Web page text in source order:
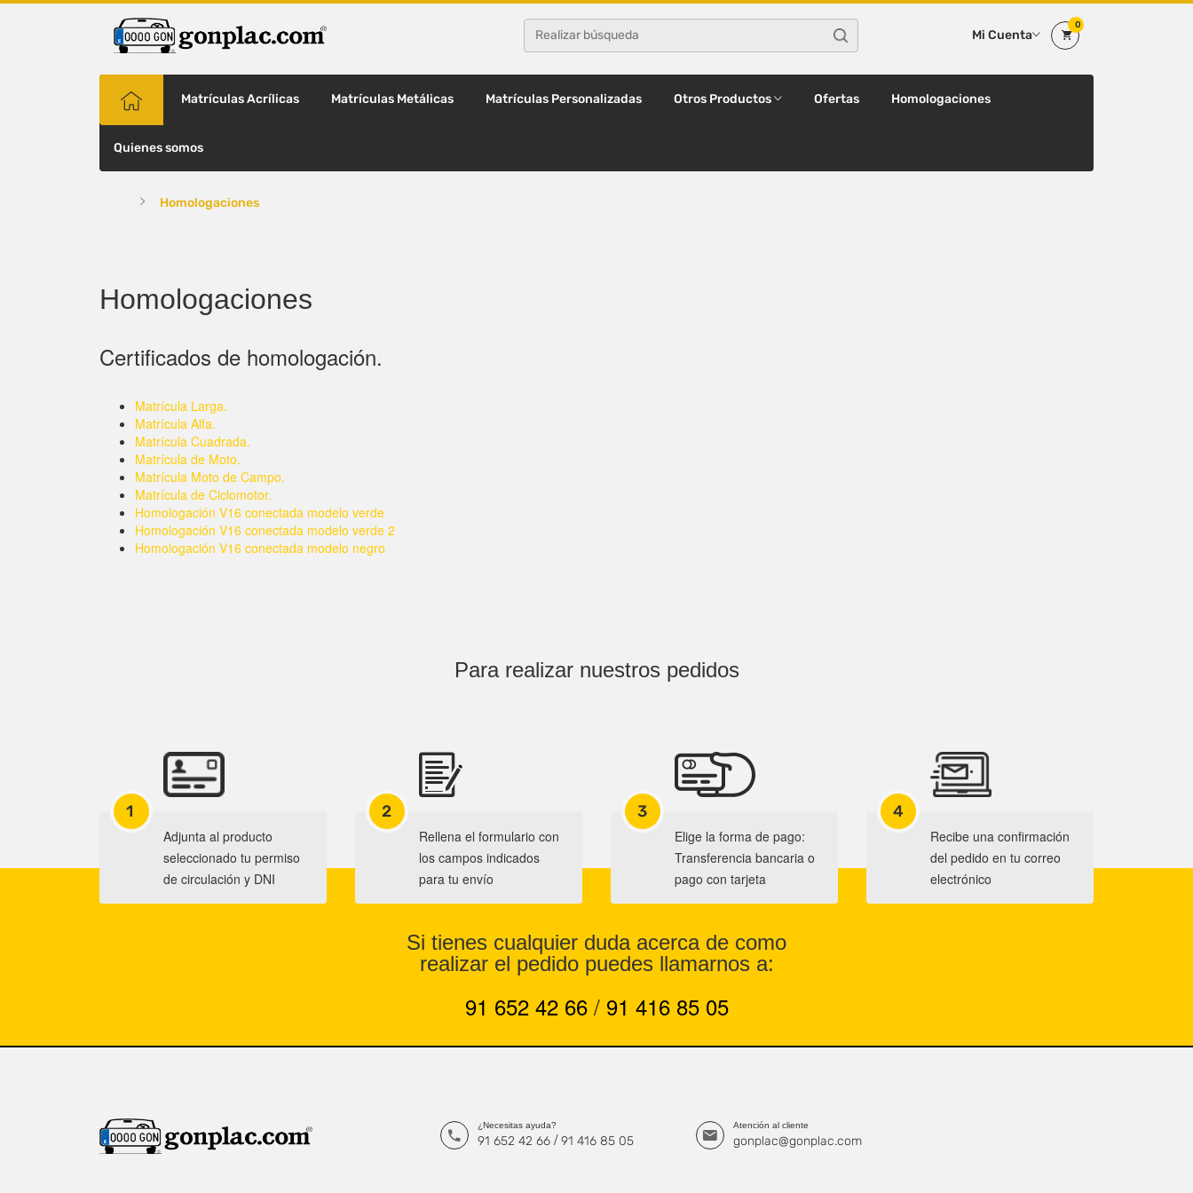
Mi Cuenta
0
Matrículas Acrílicas Matrículas Metálicas Matrículas Personalizadas Otros Productos Ofertas Homologaciones
Quienes somos
Homologaciones
Homologaciones
Certificados de homologación.
Matrícula Larga.
Matrícula Alfa.
Matrícula Cuadrada.
Matrícula de Moto.
Matrícula Moto de Campo.
Matrícula de Ciclomotor.
Homologación V16 conectada modelo verde
Homologación V16 conectada modelo verde 2
Homologación V16 conectada modelo negro
Para realizar nuestros pedidos
1
Adjunta al producto
seleccionado tu permiso
de circulación y DNI
2
Rellena el formulario con
los campos indicados
para tu envío
3
Elige la forma de pago:
Transferencia bancaria o
pago con tarjeta
4
Recibe una confirmación
del pedido en tu correo
electrónico
Si tienes cualquier duda acerca de como
realizar el pedido puedes llamarnos a:
91 652 42 66 / 91 416 85 05
¿Necesitas ayuda?
91 652 42 66 / 91 416 85 05
Atención al cliente
gonplac@gonplac.com